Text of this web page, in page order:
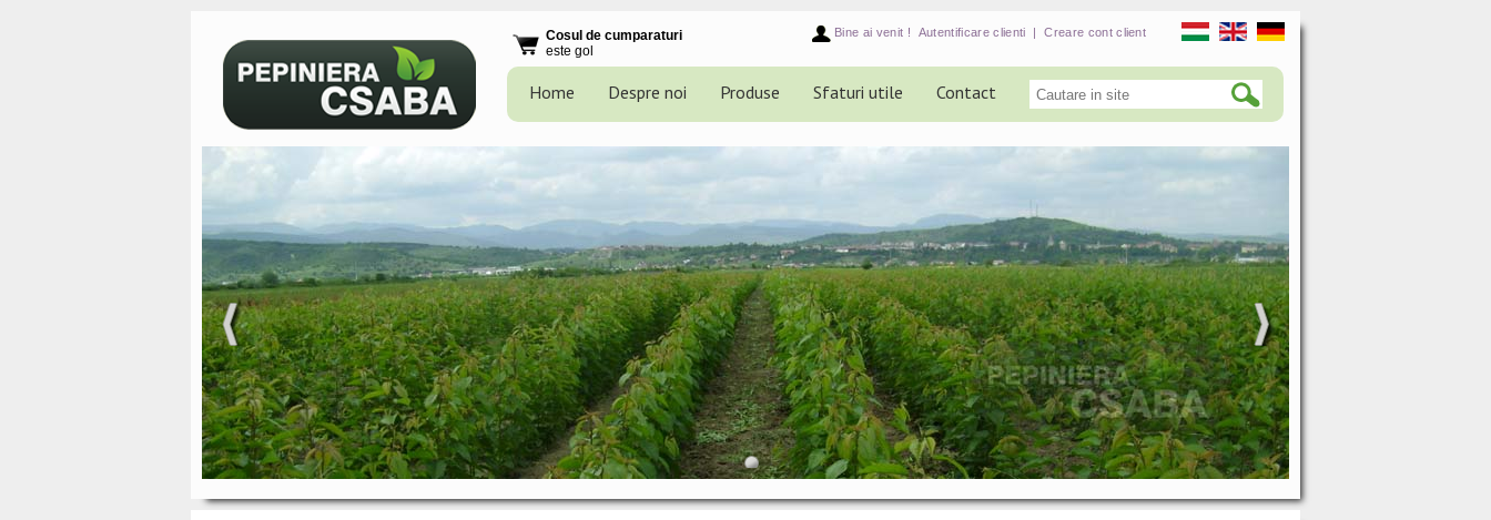
Cosul de cumparaturi
este gol
Bine ai venit ! Autentificare clienti |Creare cont client
Home Despre noi Produse Sfaturi utile Contact